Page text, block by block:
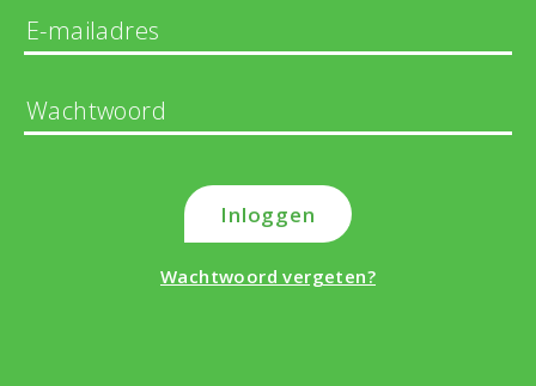
Wachtwoord vergeten?
Inloggen